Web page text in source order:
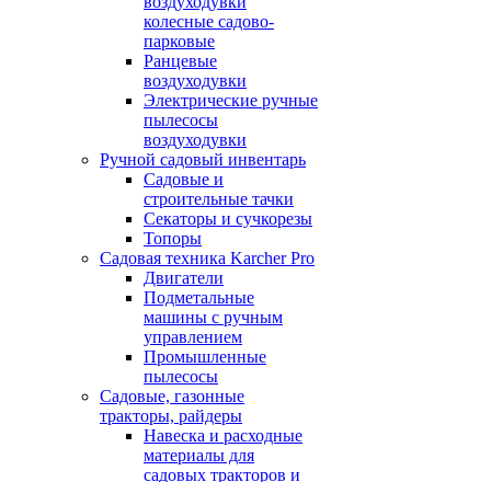
колесные садово-
парковые
Ранцевые
воздуходувки
Электрические ручные
пылесосы
воздуходувки
Ручной садовый инвентарь
Садовые и
строительные тачки
Секаторы и сучкорезы
Топоры
Садовая техника Karcher Pro
Двигатели
Подметальные
машины с ручным
управлением
Промышленные
пылесосы
Садовые, газонные
тракторы, райдеры
Навеска и расходные
материалы для
садовых тракторов и